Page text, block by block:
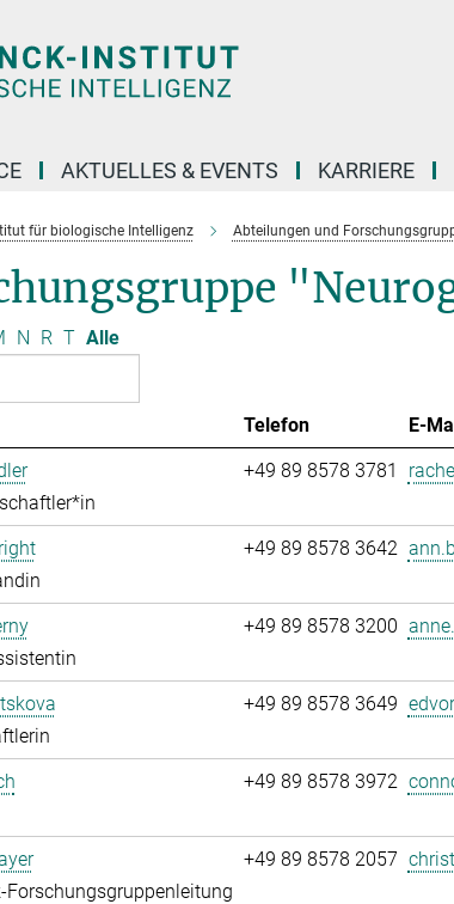
AKTUELLES & EVENTS KARRIERE
für biologische Intelligenz Abteilungen und
N R T Alle
Telefon E-
+49 89 8578 3781
+49 89 8578 3642
+49 89 8578 3200
+49 89 8578 3649
+49 89 8578 3972
Forschungsgruppenleitung
+49 89 8578 2057